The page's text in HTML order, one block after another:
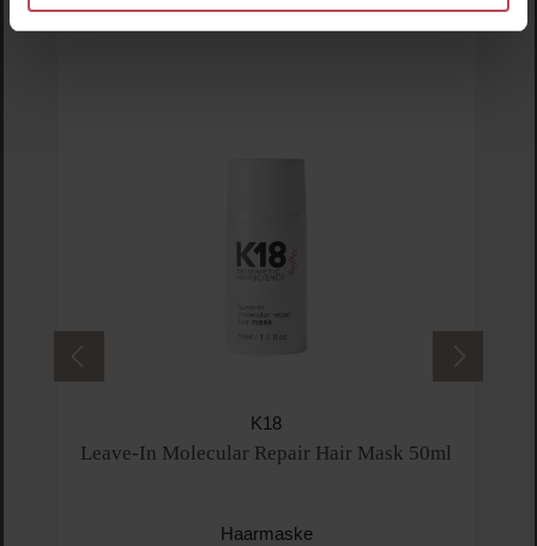
K18
Leave-In Molecular Repair Hair Mask 50ml
Haarmaske
-